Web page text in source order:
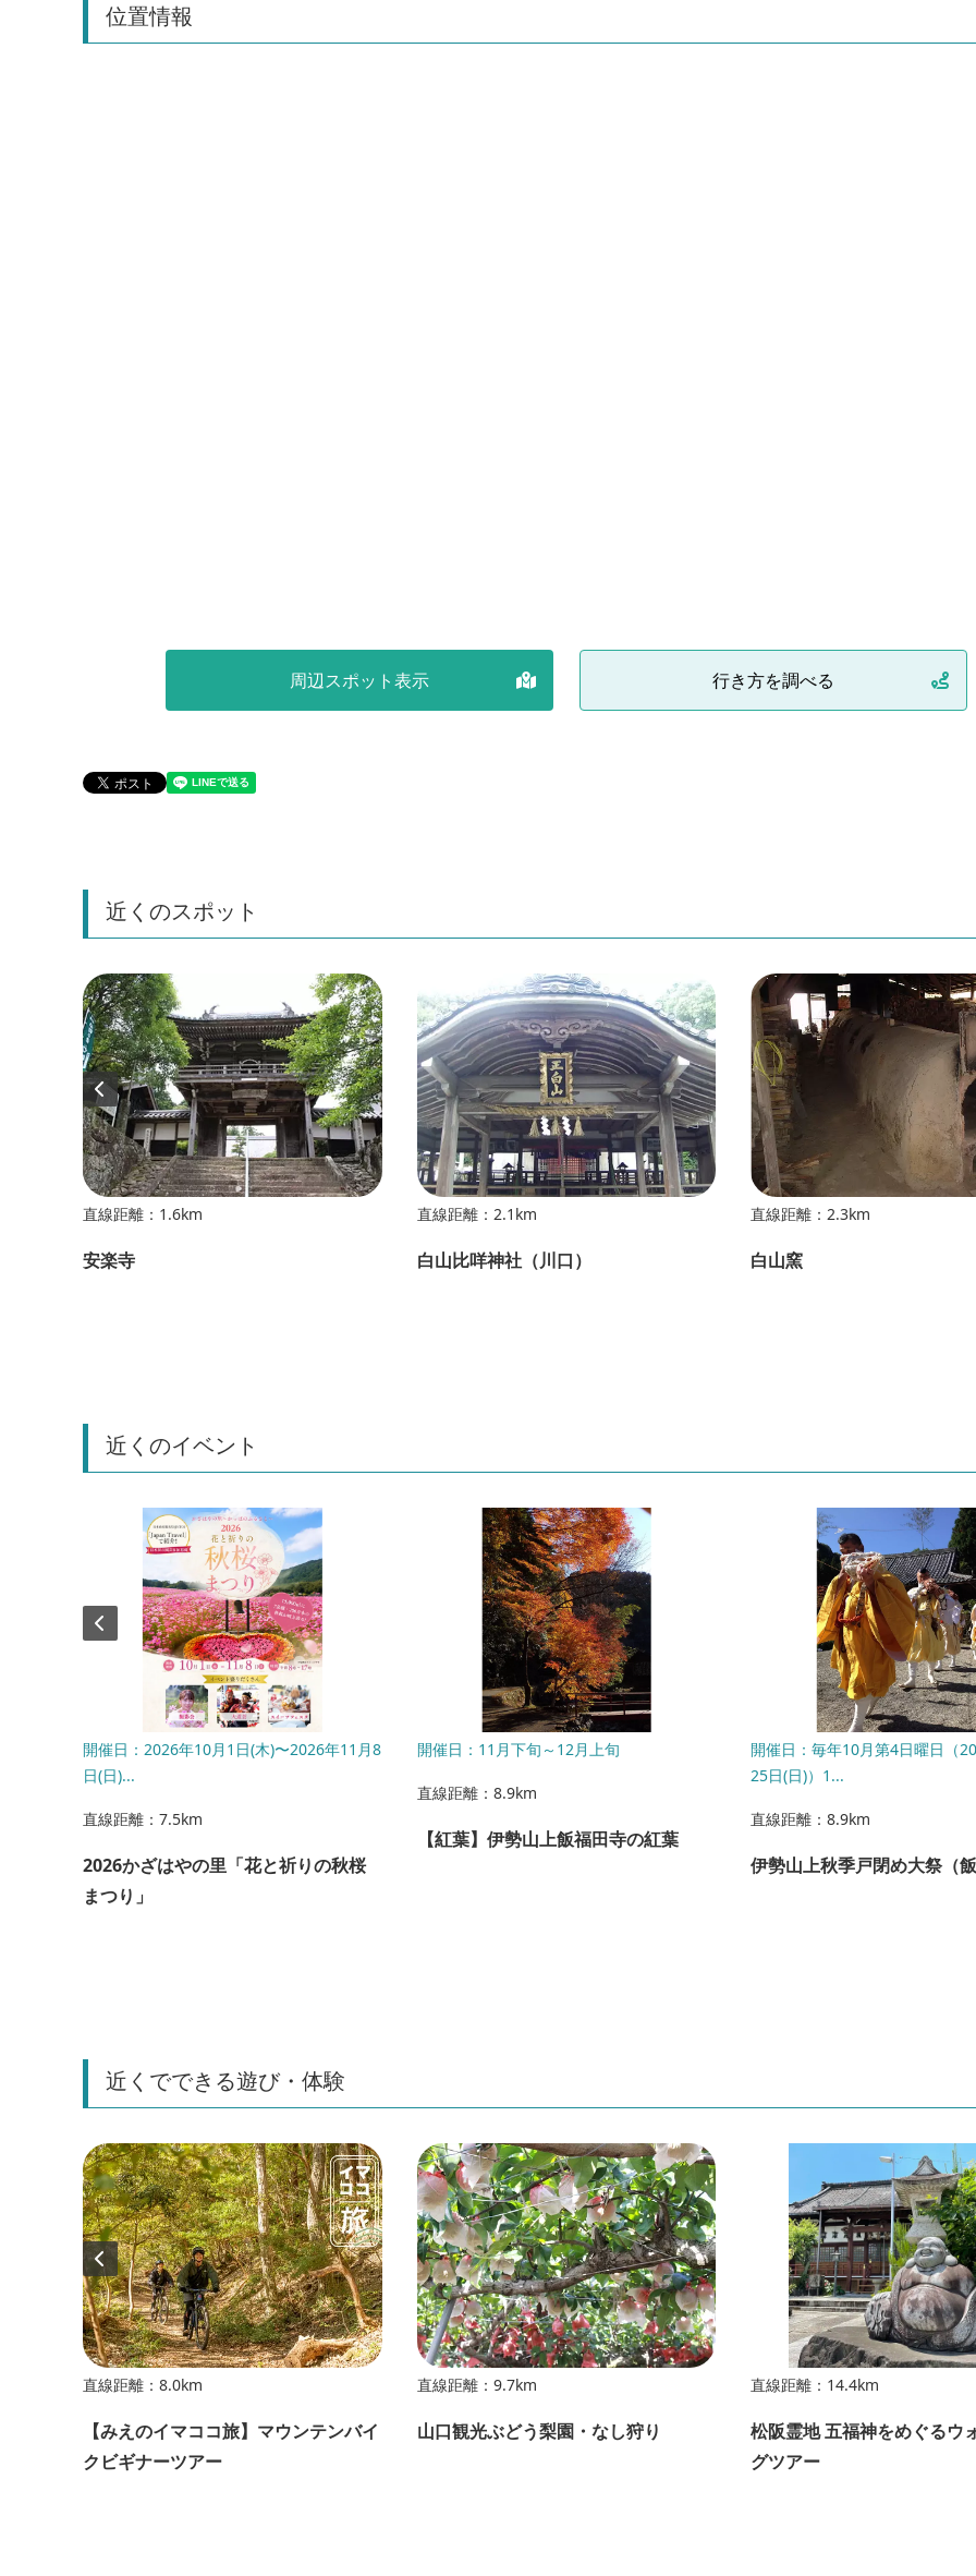
位置情報
周辺スポット表示 行き方を調べる
近くのスポット
直線距離：1.6km
安楽寺
直線距離：2.1km
白山比咩神社（川口）
直線距離：2.3km
白山窯
近くのイベント
開催日：2026年10月1日(木)〜2026年11月8
日(日)...
直線距離：7.5km
2026かざはやの里「花と祈りの秋桜
まつり」
開催日：11月下旬～12月上旬
直線距離：8.9km
【紅葉】伊勢山上飯福田寺の紅葉
開催日：毎年10月第4日曜日（
25日(日)）1...
直線距離：8.9km
伊勢山上秋季戸閉め大祭（
近くでできる遊び・体験
直線距離：8.0km
【みえのイマココ旅】マウンテンバイ
クビギナーツアー
直線距離：9.7km
山口観光ぶどう梨園・なし狩り
直線距離：14.4km
松阪霊地 五福神をめぐるウ
グツアー